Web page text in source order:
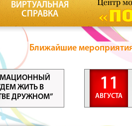
ВИРТУАЛЬНАЯ
СПРАВКА
Ближайшие
ЖИТЬ В
ДРУЖНОМ”
11
АВГУСТА